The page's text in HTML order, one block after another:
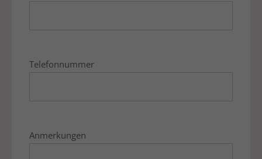
Telefonnummer
Anmerkungen